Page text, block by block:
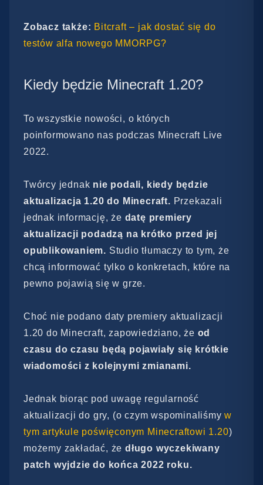
Zobacz także: Bitcraft – jak dostać się do
testów alfa nowego MMORPG?
Kiedy będzie Minecraft 1.20?
To wszystkie nowości, o których
poinformowano nas podczas Minecraft Live
2022.
Twórcy jednak nie podali, kiedy będzie
aktualizacja 1.20 do Minecraft. Przekazali
jednak informację, że datę premiery
aktualizacji podadzą na krótko przed jej
opublikowaniem. Studio tłumaczy to tym, że
chcą informować tylko o konkretach, które na
pewno pojawią się w grze.
Choć nie podano daty premiery aktualizacji
1.20 do Minecraft, zapowiedziano, że od
czasu do czasu będą pojawiały się krótkie
wiadomości z kolejnymi zmianami.
Jednak biorąc pod uwagę regularność
aktualizacji do gry, (o czym wspominaliśmyw
tym artykule poświęconym Minecraftowi 1.20)
możemy zakładać, żedługo wyczekiwany
patch wyjdzie do końca 2022 roku.